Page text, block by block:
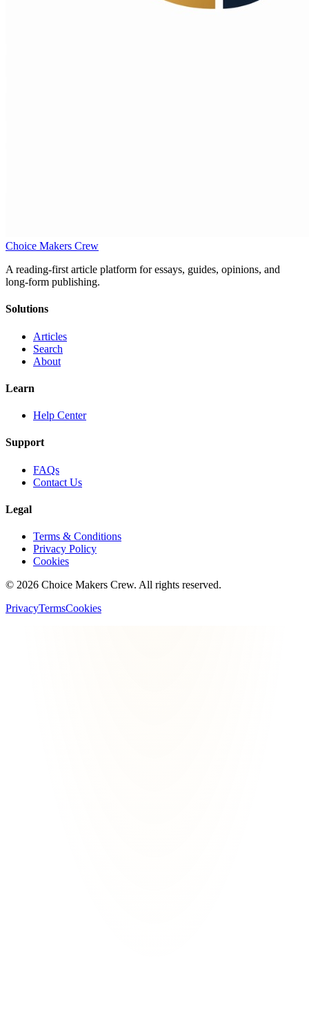
Choice Makers Crew
A reading-first article platform for essays, guides, opinions, and
long-form publishing.
Solutions
Articles
Search
About
Learn
Help Center
Support
FAQs
Contact Us
Legal
Terms & Conditions
Privacy Policy
Cookies
© 2026 Choice Makers Crew. All rights reserved.
PrivacyTermsCookies